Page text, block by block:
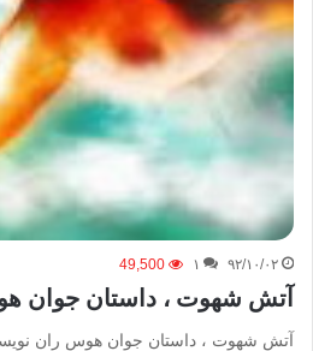
۹۲/۱۰/۰۲ ۱ 49,500
آتش شهوت ، داستان جوان
آتش شهوت ، داستان جوان هوس ران